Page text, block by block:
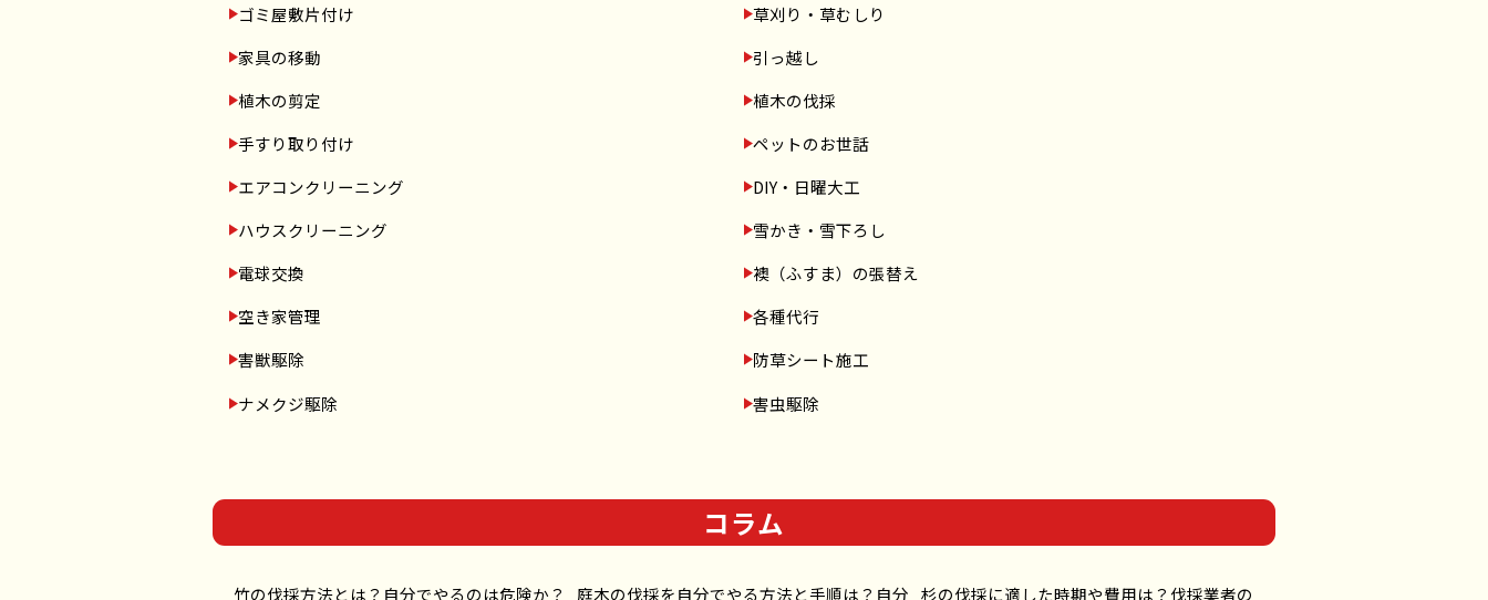
ゴミ屋敷片付け
草刈り・草むしり
家具の移動
引っ越し
植木の剪定
植木の伐採
手すり取り付け
ペットのお世話
エアコンクリーニング
DIY・日曜大工
ハウスクリーニング
雪かき・雪下ろし
電球交換
襖（ふすま）の張替え
空き家管理
各種代行
害獣駆除
防草シート施工
ナメクジ駆除
害虫駆除
コラム
竹の伐採方法とは？自分でやるのは危険か？
庭木の伐採を自分でやる方法と手順は？自分 杉の伐採に適した時期や費用は？伐採業者の